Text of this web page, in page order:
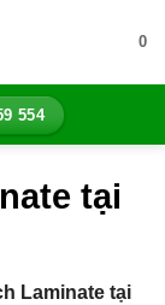
0
554
tại
Laminate tại